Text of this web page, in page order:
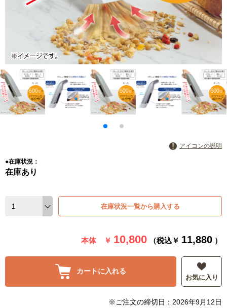
アイコンの説明
●在庫状況：
在庫あり
在庫状況一覧から購入する
本体 ￥ 10,800 （税込￥ 11,880 ）
カートに入れる
お気に入り
※ご注文の締切日：2026年9月12日